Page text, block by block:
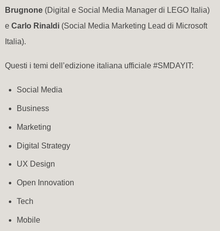
Brugnone (Digital e Social Media Manager di LEGO Italia)
e Carlo Rinaldi (Social Media Marketing Lead di Microsoft
Italia).
Questi i temi dell’edizione italiana ufficiale #SMDAYIT:
Social Media
Business
Marketing
Digital Strategy
UX Design
Open Innovation
Tech
Mobile